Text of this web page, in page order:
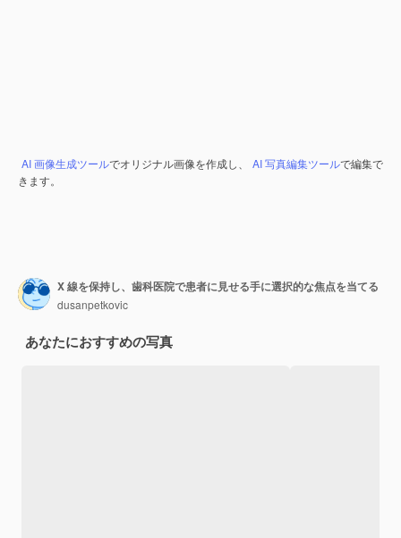
AI 画像生成ツールでオリジナル画像を作成し、 AI 写真編集ツールで編集で
きます。
X 線を保持し、歯科医院で患者に見せる手に選択的な焦点を当てる
dusanpetkovic
あなたにおすすめの写真